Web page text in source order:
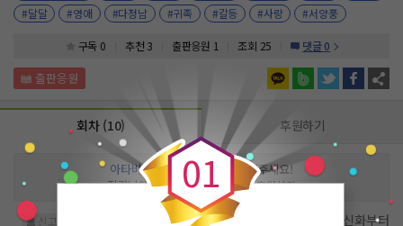
#달달
#영애 #다정남 #귀족 #갈등 #사랑 #서양풍
구독 0 추천 3 출판응원 1 조회 25 댓글 0
회차 (10) 후원하기
아타비님을 위해 작품을 응원해주세요!
작가님에게 큰 힘이 됩니다
후원하기
신고 최신화부터
0
0
1